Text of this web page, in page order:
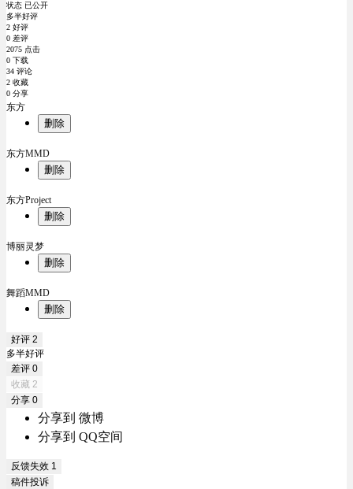
状态 已公开
多半好评
2 好评
0 差评
2075 点击
0 下载
34 评论
2 收藏
0 分享
东方
删除
东方MMD
删除
东方Project
删除
博丽灵梦
删除
舞蹈MMD
删除
好评 2
多半好评
差评 0
收藏 2
分享 0
分享到 微博
分享到 QQ空间
反馈失效 1
稿件投诉